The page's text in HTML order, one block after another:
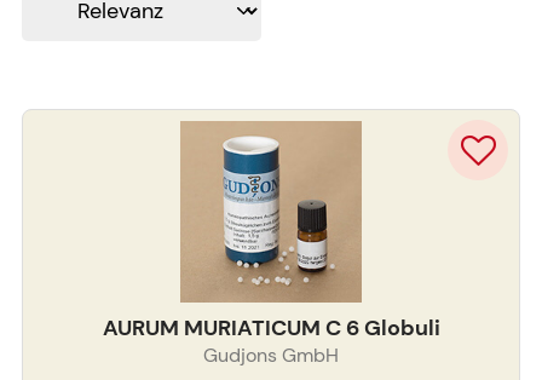
AURUM MURIATICUM C 6 Globuli
Gudjons GmbH